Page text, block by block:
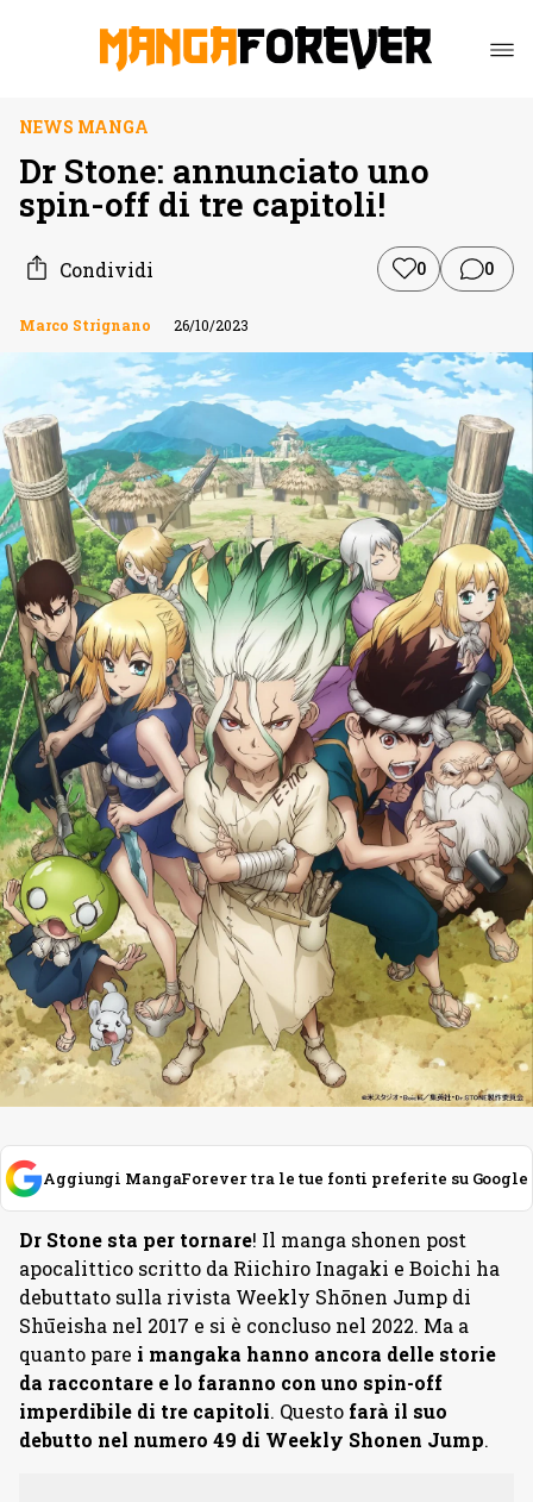
NEWS MANGA
Dr Stone: annunciato uno
spin-off di tre capitoli!
Condividi 0 0
Marco Strignano 26/10/2023
Aggiungi MangaForever tra le tue fonti preferite su Google
Dr Stone sta per tornare! Il manga shonen post
apocalittico scritto da Riichiro Inagaki e Boichi ha
debuttato sulla rivista Weekly Shōnen Jump di
Shūeisha nel 2017 e si è concluso nel 2022. Ma a
quanto pare i mangaka hanno ancora delle storie
da raccontare e lo faranno con uno spin-off
imperdibile di tre capitoli. Questo farà il suo
debutto nel numero 49 di Weekly Shonen Jump.